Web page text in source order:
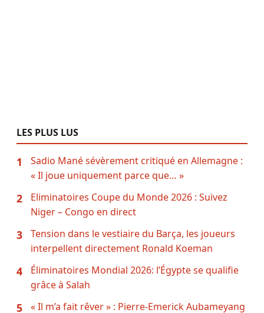
LES PLUS LUS
1
Sadio Mané sévèrement critiqué en Allemagne :
« Il joue uniquement parce que… »
2
Eliminatoires Coupe du Monde 2026 : Suivez
Niger – Congo en direct
3
Tension dans le vestiaire du Barça, les joueurs
interpellent directement Ronald Koeman
4
Éliminatoires Mondial 2026: l’Égypte se qualifie
grâce à Salah
5
« Il m’a fait rêver » : Pierre-Emerick Aubameyang